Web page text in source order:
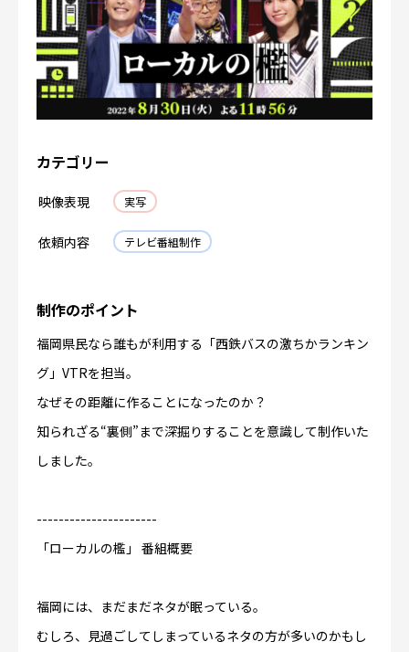
カテゴリー
映像表現 実写
依頼内容 テレビ番組制作
制作のポイント
福岡県民なら誰もが利用する「西鉄バスの激ちかランキン
グ」VTRを担当。
なぜその距離に作ることになったのか？
知られざる“裏側”まで深掘りすることを意識して制作いた
しました。
----------------------
「ローカルの檻」 番組概要
福岡には、まだまだネタが眠っている。
むしろ、見過ごしてしまっているネタの方が多いのかもし